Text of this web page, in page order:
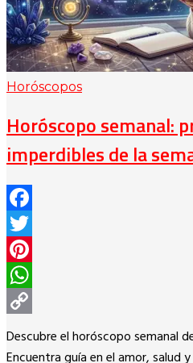
Horóscopos
Horóscopo semanal:
imperdibles de la
Facebook
Twitter
Pinterest
WhatsApp
Copy
Link
Descubre el horóscopo semanal
Encuentra guía en el amor, salud